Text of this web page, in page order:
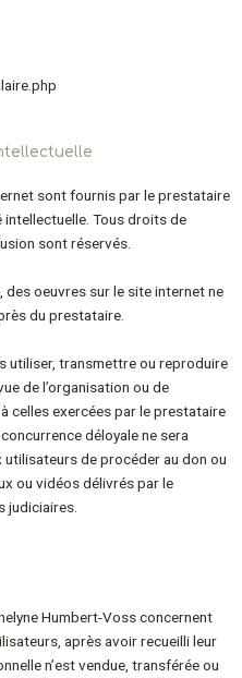
sont fournis par le prestataire
intellectuelle. Tous droits de
sont réservés.
oeuvres sur le site internet ne
du prestataire.
utiliser, transmettre ou reproduire
de l’organisation ou de
cellesexercées par le prestataire
déloyale ne sera
de procéder au don ou
ou vidéos délivrés par le
judiciaires.
Humbert-Vossconcernent
après avoir recueillileur
n’est vendue, transférée ou